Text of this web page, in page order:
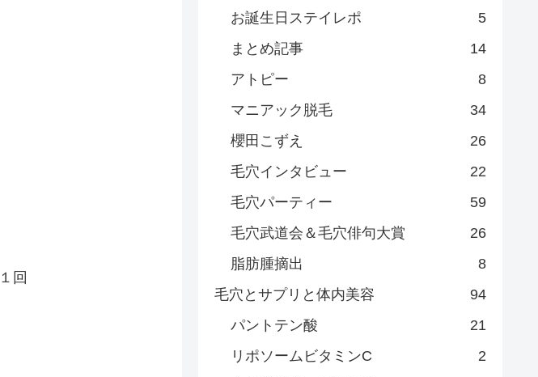
回
お誕生日ステイレポ
5
まとめ記事
14
アトピー
8
マニアック脱毛
34
櫻田こずえ
26
毛穴インタビュー
22
毛穴パーティー
59
毛穴武道会＆毛穴俳句大賞
26
脂肪腫摘出
8
毛穴とサプリと体内美容
94
パントテン酸
21
リポソームビタミンC
2